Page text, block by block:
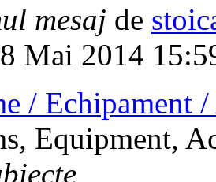
mesaj de
Mai 2014
/ Echipament
Equipment,